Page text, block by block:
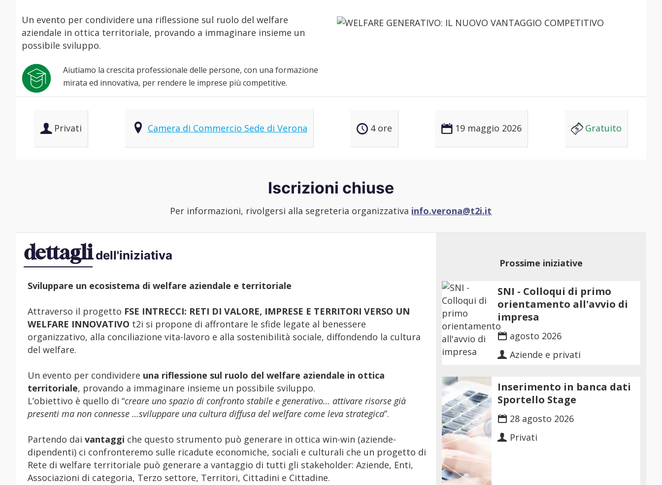
Un evento per condividere una riflessione sul ruolo del welfare
aziendale in ottica territoriale, provando a immaginare insieme un
possibile sviluppo.
Aiutiamo la crescita professionale delle persone, con una formazione
mirata ed innovativa, per rendere le imprese più competitive.
Privati Camera di Commercio Sede di Verona 4 ore 19 maggio 2026 Gratuito
Iscrizioni chiuse
Per informazioni, rivolgersi alla segreteria organizzativa info.verona@t2i.it
dettagli dell'iniziativa
Sviluppare un ecosistema di welfare aziendale e territoriale
Attraverso il progetto FSE INTRECCI: RETI DI VALORE, IMPRESE E TERRITORI VERSO UN
WELFARE INNOVATIVO t2i si propone di affrontare le sfide legate al benessere
organizzativo, alla conciliazione vita-lavoro e alla sostenibilità sociale, diffondendo la cultura
del welfare.
Un evento per condividere una riflessione sul ruolo del welfare aziendale in ottica
territoriale, provando a immaginare insieme un possibile sviluppo.
L’obiettivo è quello di “creare uno spazio di confronto stabile e generativo… attivare risorse già
presenti ma non connesse …sviluppare una cultura diffusa del welfare come leva strategica”.
Partendo dai vantaggi che questo strumento può generare in ottica win-win (aziende-
dipendenti) ci confronteremo sulle ricadute economiche, sociali e culturali che un progetto di
Rete di welfare territoriale può generare a vantaggio di tutti gli stakeholder: Aziende, Enti,
Associazioni di categoria, Terzo settore, Territori, Cittadini e Cittadine.
Prossime iniziative
SNI - Colloqui di primo
orientamento all'avvio di
impresa
agosto 2026
Aziende e privati
Inserimento in banca dati
Sportello Stage
28 agosto 2026
Privati